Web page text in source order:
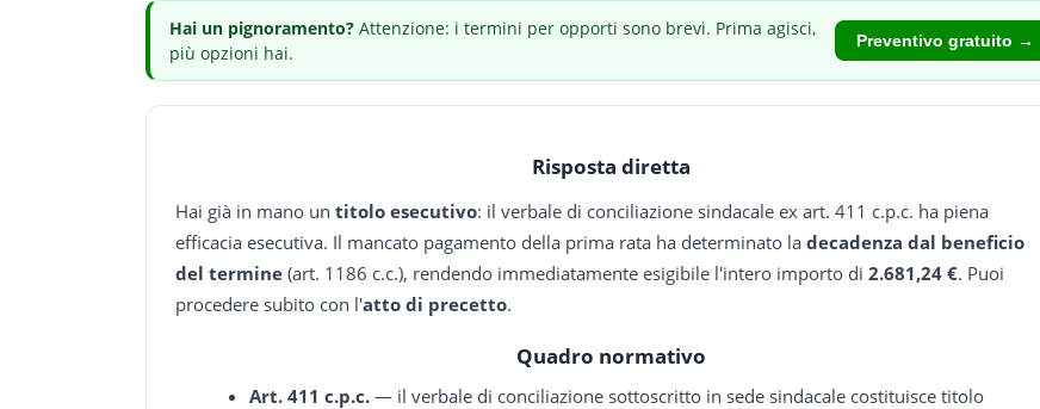
Hai un pignoramento? Attenzione: i termini per opporti sono brevi. Prima agisci,
più opzioni hai.
Preventivo gratuito →
Risposta diretta
Hai già in mano un titolo esecutivo: il verbale di conciliazione sindacale ex art. 411 c.p.c. ha piena
efficacia esecutiva. Il mancato pagamento della prima rata ha determinato la decadenza dal beneficio
del termine (art. 1186 c.c.), rendendo immediatamente esigibile l'intero importo di 2.681,24 €. Puoi
procedere subito con l'atto di precetto.
Quadro normativo
Art. 411 c.p.c. — il verbale di conciliazione sottoscritto in sede sindacale costituisce titolo